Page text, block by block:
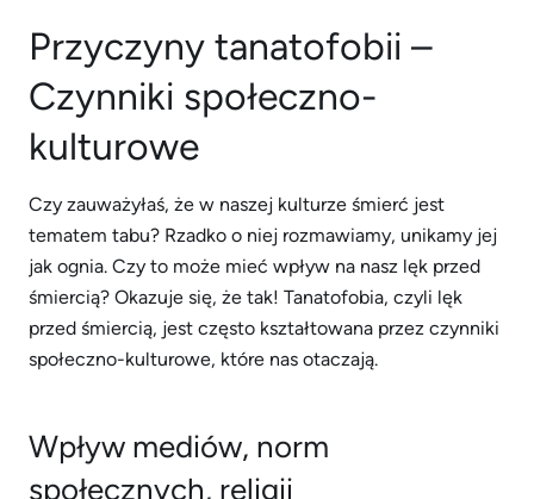
Przyczyny tanatofobii –
Czynniki społeczno-
kulturowe
Czy zauważyłaś, że w naszej kulturze śmierć jest
tematem tabu? Rzadko o niej rozmawiamy, unikamy jej
jak ognia. Czy to może mieć wpływ na nasz lęk przed
śmiercią? Okazuje się, że tak! Tanatofobia, czyli lęk
przed śmiercią, jest często kształtowana przez czynniki
społeczno-kulturowe, które nas otaczają.
Wpływ mediów, norm
społecznych, religii